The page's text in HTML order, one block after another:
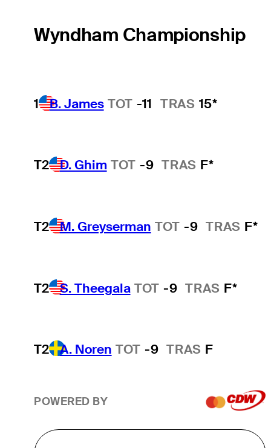
Wyndham Championship
1 B. James TOT -11 TRAS 15*
T2 D. Ghim TOT -9 TRAS F*
T2 M. Greyserman TOT -9 TRAS F*
T2 S. Theegala TOT -9 TRAS F*
T2 A. Noren TOT -9 TRAS F
POWERED BY